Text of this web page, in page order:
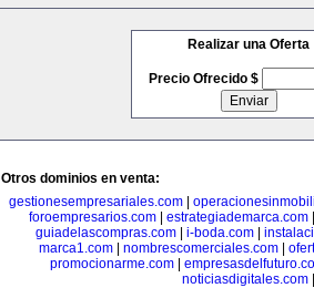
Realizar una Oferta
Precio Ofrecido $
Otros dominios en venta:
gestionesempresariales.com
foroempresarios.com| estrategiademarca.com
guiadelascompras.com
i-boda.com
marca1.com| nombrescomerciales.com|
promocionarme.com|
noticiasdigitales.com